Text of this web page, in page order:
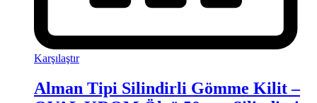
Karşılaştır
Alman Tipi Silindirli Gömme Kilit –